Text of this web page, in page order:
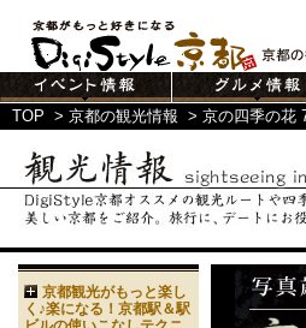
TOP > 京都の観光情報 > 京の四季の花
京都観光がもっと楽し
く♪楽になる！京都駅＆駅